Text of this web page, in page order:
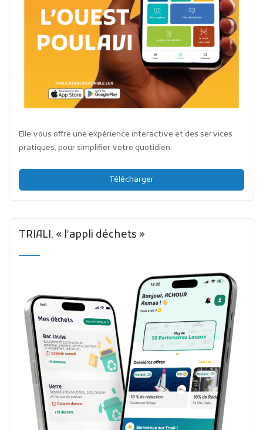
Elle vous offre une expérience interactive et des services
pratiques, pour simplifier votre quotidien.
Télécharger
TRIALI, « l’appli déchets »